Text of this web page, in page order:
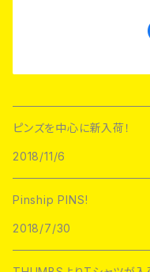
ピンズを中心に新入荷！
2018/11/6
Pinship PINS!
2018/7/30